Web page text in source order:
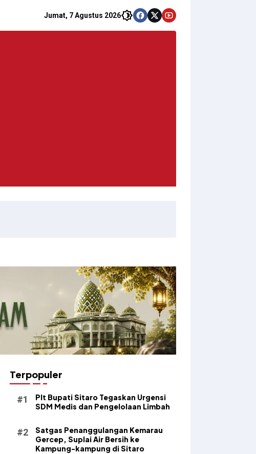
Jumat, 7 Agustus 2026
Terpopuler
​Plt Bupati Sitaro Tegaskan Urgensi
SDM Medis dan Pengelolaan Limbah
Satgas Penanggulangan Kemarau
Gercep, Suplai Air Bersih ke
Kampung-kampung di Sitaro